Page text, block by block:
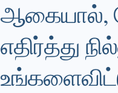
ஆகையால்,
எதிர்த்து